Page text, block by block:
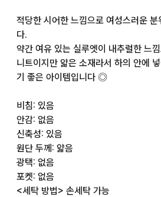
적당한 시어한 느낌으로 여성스러운 분
다.
약간 여유 있는 실루엣이 내추럴한 느
니트이지만 얇은 소재라서 하의 안에
기 좋은 아이템입니다 ◎
비침: 있음
안감: 없음
신축성: 있음
원단 두께: 얇음
광택: 없음
포켓: 없음
<세탁 방법> 손세탁 가능